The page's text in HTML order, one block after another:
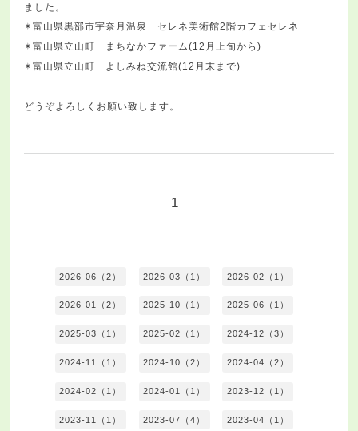
ました。
✴︎富山県黒部市宇奈月温泉 セレネ美術館2階カフェセレネ
✴︎富山県立山町 まちなかファーム(12月上旬から)
✴︎富山県立山町 よしみね交流館(12月末まで)
どうぞよろしくお願い致します。
1
2026-06（2） 2026-03（1） 2026-02（1）
2026-01（2） 2025-10（1） 2025-06（1）
2025-03（1） 2025-02（1） 2024-12（3）
2024-11（1） 2024-10（2） 2024-04（2）
2024-02（1） 2024-01（1） 2023-12（1）
2023-11（1） 2023-07（4） 2023-04（1）